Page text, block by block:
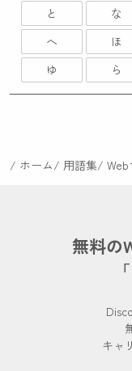
と
な
へ
ほ
ゆ
ら
ホーム 用語集
無料の
キャ